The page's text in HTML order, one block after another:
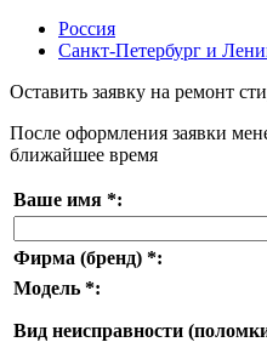
Россия
Санкт-Петербург и
Оставить заявку на ремонт
После оформления заявки
ближайшее время
Ваше имя *:
Фирма (бренд) *:
Модель *:
Вид неисправности